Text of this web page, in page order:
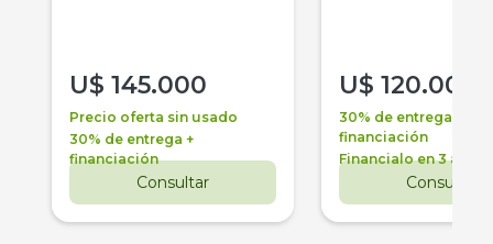
U$ 145.000
Precio oferta sin usado
30% de entrega +
financiación
Consultar
U$ 120.000
30% de entrega +
financiación
Financialo en 3 años
Consultar